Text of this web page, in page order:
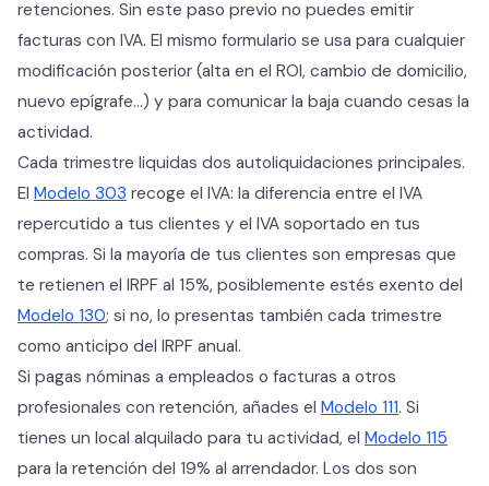
retenciones. Sin este paso previo no puedes emitir
facturas con IVA. El mismo formulario se usa para cualquier
modificación posterior (alta en el ROI, cambio de domicilio,
nuevo epígrafe…) y para comunicar la baja cuando cesas la
actividad.
Cada trimestre liquidas dos autoliquidaciones principales.
El Modelo 303 recoge el IVA: la diferencia entre el IVA
repercutido a tus clientes y el IVA soportado en tus
compras. Si la mayoría de tus clientes son empresas que
te retienen el IRPF al 15%, posiblemente estés exento del
Modelo 130; si no, lo presentas también cada trimestre
como anticipo del IRPF anual.
Si pagas nóminas a empleados o facturas a otros
profesionales con retención, añades el Modelo 111. Si
tienes un local alquilado para tu actividad, el Modelo 115
para la retención del 19% al arrendador. Los dos son